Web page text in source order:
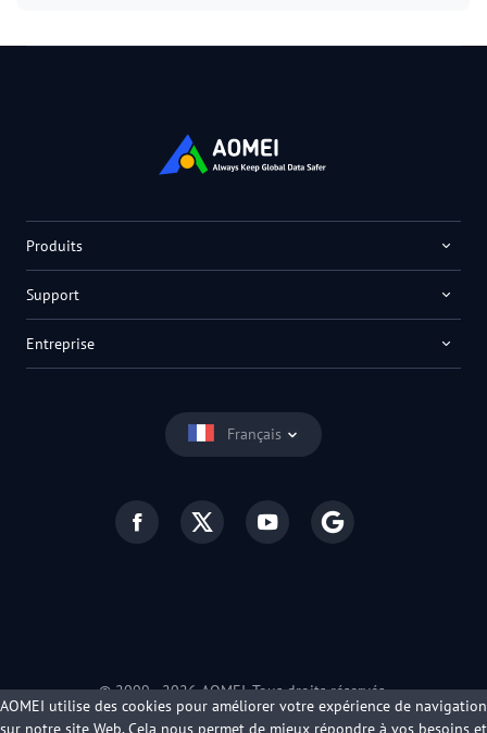
Français
Produits
Support
Entreprise
© 2009 -2026AOMEI. Tous droits réservés.
Politique de confidentialité
Conditions d’utilisation
AOMEI utilise des cookies pour améliorer votre expérience de navigation
sur notre site Web. Cela nous permet de mieux répondre à vos besoins et